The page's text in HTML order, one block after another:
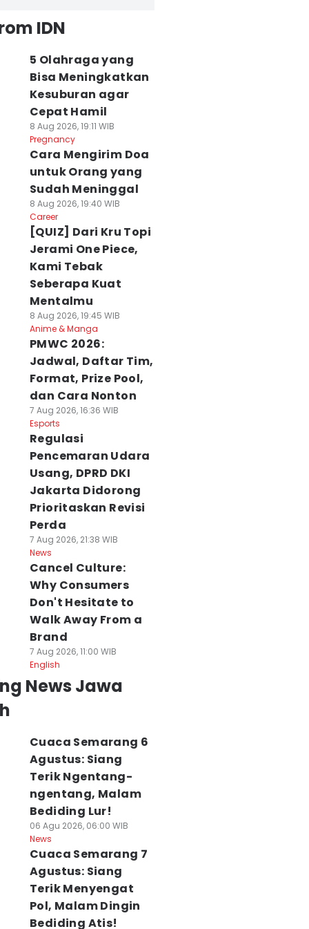
IDN
5 Olahraga yang
Bisa Meningkatkan
Kesuburan agar
Cepat Hamil
8 Aug 2026, 19:11 WIB
Pregnancy
Cara Mengirim Doa
untuk Orang yang
Sudah Meninggal
8 Aug 2026, 19:40 WIB
Career
[QUIZ] Dari Kru Topi
Jerami One Piece,
Kami Tebak
Seberapa Kuat
Mentalmu
8 Aug 2026, 19:45 WIB
Anime & Manga
PMWC 2026:
Jadwal, Daftar Tim,
Format, Prize Pool,
dan Cara Nonton
7 Aug 2026, 16:36 WIB
Esports
Regulasi
Pencemaran Udara
Usang, DPRD DKI
Jakarta Didorong
Prioritaskan Revisi
Perda
7 Aug 2026, 21:38 WIB
News
Cancel Culture:
Why Consumers
Don't Hesitate to
Walk Away From a
Brand
7 Aug 2026, 11:00 WIB
English
News Jawa
Cuaca Semarang 6
Agustus: Siang
Terik Ngentang-
ngentang, Malam
Bediding Lur!
06 Agu 2026, 06:00 WIB
News
Cuaca Semarang 7
Agustus: Siang
Terik Menyengat
Pol, Malam Dingin
Bediding Atis!